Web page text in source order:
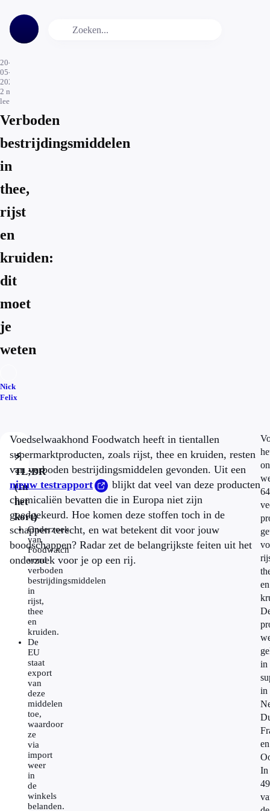
20-
05-
2026
2 min.
leestijd
Verboden
bestrijdingsmiddelen
in
thee,
rijst
en
kruiden:
dit
moet
je
weten
Nick
Felix
⚡
TL;DR
(In
het
kort)
Onderzoek
van
Foodwatch
vond
verboden
bestrijdingsmiddelen
in
rijst,
thee
en
kruiden.
De
EU
staat
export
van
deze
middelen
toe,
waardoor
ze
via
import
weer
in
de
winkels
belanden.
Voedselwaakhond Foodwatch heeft in tientallen
supermarktproducten, zoals rijst, thee en kruiden, resten
van verboden bestrijdingsmiddelen gevonden. Uit een
nieuw testrapport
blijkt dat veel van deze producten
chemicaliën bevatten die in Europa niet zijn
goedgekeurd. Hoe komen deze stoffen toch in de
schappen terecht, en wat betekent dit voor jouw
boodschappen? Radar zet de belangrijkste feiten uit het
onderzoek voor je op een rij.
64
en
in
in
en
In
49